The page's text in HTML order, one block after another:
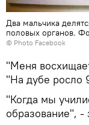
Два мальчика
половых органов.
© Photo Facebook
"Меня
"На дубе росло
"Когда мы
образование", -